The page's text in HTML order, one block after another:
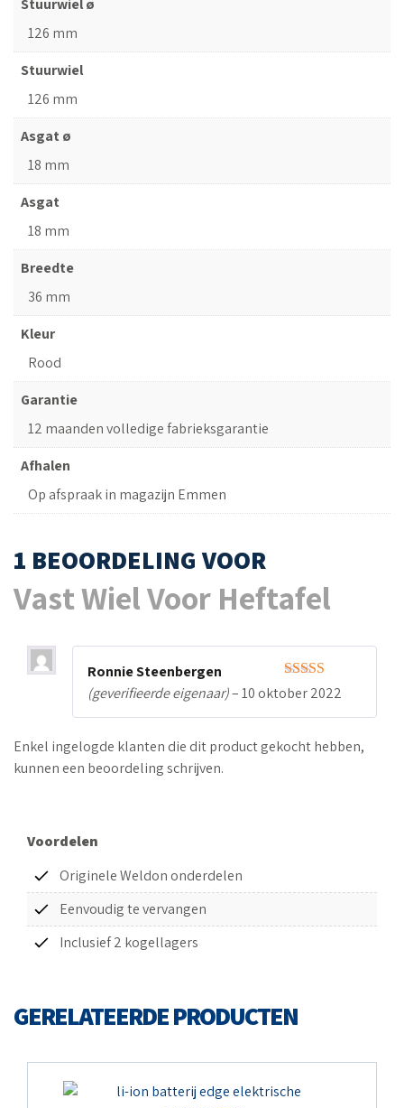
Stuurwiel ø
126 mm
Stuurwiel
126 mm
Asgat ø
18 mm
Asgat
18 mm
Breedte
36 mm
Kleur
Rood
Garantie
12 maanden volledige fabrieksgarantie
Afhalen
Op afspraak in magazijn Emmen
1 BEOORDELING VOOR
Vast Wiel Voor Heftafel
Gewaardeerd
5
Ronnie Steenbergen
(geverifieerde eigenaar)–10 oktober 2022
Enkel ingelogde klanten die dit product gekocht hebben,
kunnen een beoordeling schrijven.
Voordelen
Originele Weldon onderdelen
Eenvoudig te vervangen
Inclusief 2 kogellagers
GERELATEERDE PRODUCTEN